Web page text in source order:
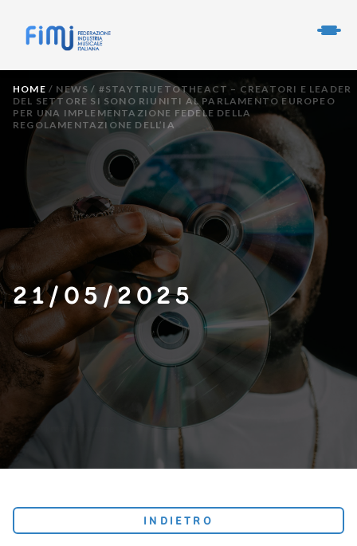
HOME / NEWS / #STAYTRUETOTHEACT – CREATORI E LEADER
DEL SETTORE SI SONO RIUNITI AL PARLAMENTO EUROPEO
PER UNA IMPLEMENTAZIONE FEDELE DELLA
REGOLAMENTAZIONE DELL’IA
21/05/2025
INDIETRO